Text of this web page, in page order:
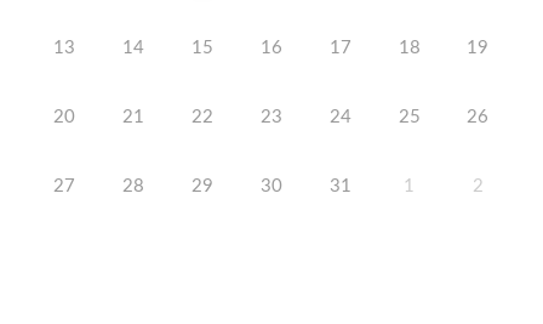
13 14 15 16 17 18 19
20 21 22 23 24 25 26
27 28 29 30 31 1 2